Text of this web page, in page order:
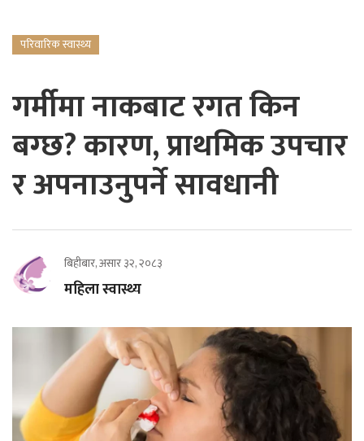
परिवारिक स्वास्थ्य
गर्मीमा नाकबाट रगत किन
बग्छ? कारण, प्राथमिक उपचार
र अपनाउनुपर्ने सावधानी
बिहीबार, असार ३२, २०८३
महिला स्वास्थ्य